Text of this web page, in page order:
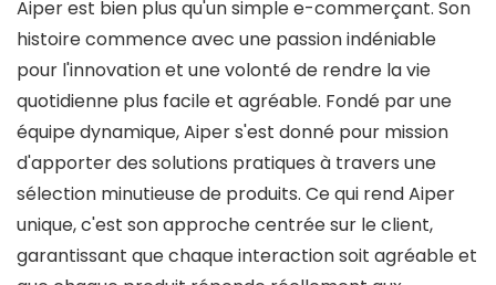
Aiper est bien plus qu'un simple e-commerçant. Son
histoire commence avec une passion indéniable
pour l'innovation et une volonté de rendre la vie
quotidienne plus facile et agréable. Fondé par une
équipe dynamique, Aiper s'est donné pour mission
d'apporter des solutions pratiques à travers une
sélection minutieuse de produits. Ce qui rend Aiper
unique, c'est son approche centrée sur le client,
garantissant que chaque interaction soit agréable et